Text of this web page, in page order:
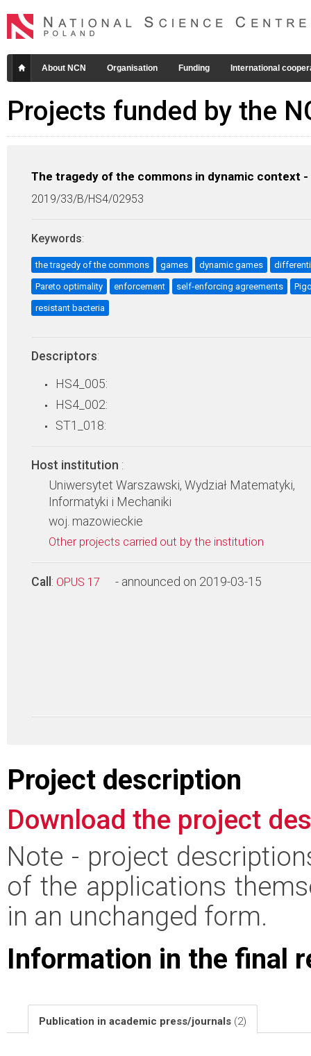
About NCN Organisation Funding International
Projects funded by the
The tragedy of the commons in dynamic context
2019/33/B/HS4/02953
Keywords:
the tragedy of the commons games dynamic games
Pareto optimality enforcement self-enforcing agreements
resistant bacteria
Descriptors:
HS4_005:
HS4_002:
ST1_018:
Host institution :
Uniwersytet Warszawski, Wydział Matematyki,
Informatyki i Mechaniki
woj. mazowieckie
Other projects carried out by the institution
Call : OPUS 17 - announced on 2019-03-15
Project description
Download the project
Note - project
of the applications
in an unchanged form.
Information in the final
Publication in academic press/journals (2)